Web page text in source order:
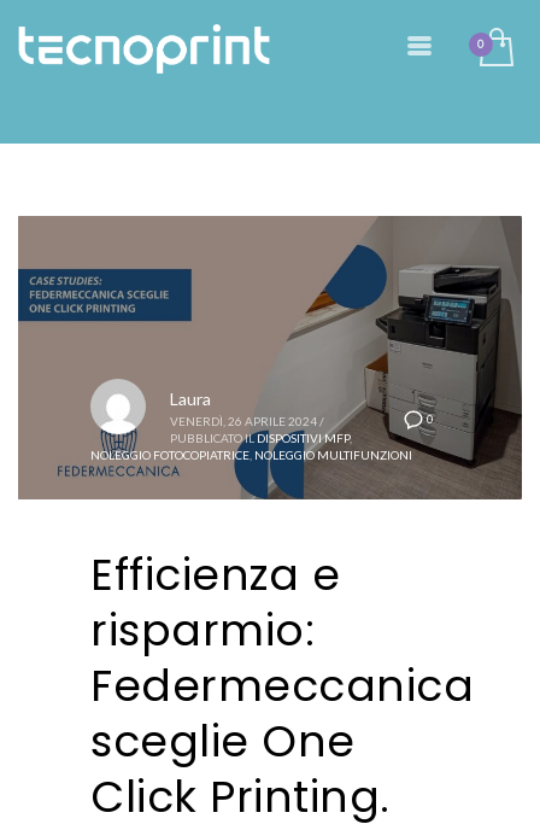
0
Laura
VENERDÌ, 26 APRILE 2024 /
PUBBLICATO ILDISPOSITIVI MFP,
NOLEGGIO FOTOCOPIATRICE NOLEGGIO MULTIFUNZIONI
Efficienza e
risparmio:
Federmeccanica
sceglie One
Click Printing.